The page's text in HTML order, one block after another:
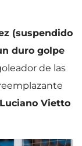
(suspendido
duro golpe
de las
Vietto